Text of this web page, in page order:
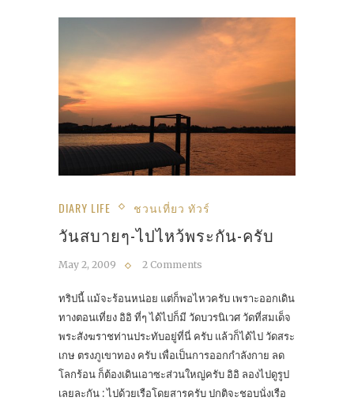
DIARY LIFE ชวนเที่ยว ทัวร์
วันสบายๆ-ไปไหว้พระกัน-ครับ
May 2, 2009 2 Comments
ทริปนี้ แม้จะร้อนหน่อย แต่ก็พอไหวครับ เพราะออกเดิน
ทางตอนเที่ยง อิอิ ที่ๆ ได้ไปก็มี วัดบวรนิเวศ วัดที่สมเด็จ
พระสังฆราชท่านประทับอยู่ที่นี่ ครับ แล้วก็ได้ไป วัดสระ
เกษ ตรงภูเขาทอง ครับ เพื่อเป็นการออกกำลังกาย ลด
โลกร้อน ก็ต้องเดินเอาซะส่วนใหญ่ครับ อิอิ ลองไปดูรูป
เลยละกัน : ไปด้วยเรือโดยสารครับ ปกติจะชอบนั่งเรือ